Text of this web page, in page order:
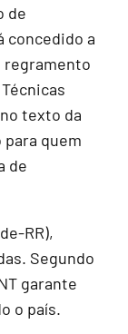
de
concedido a
regramento
texto da
quem
de
RR),
Segundo
garante
o país.